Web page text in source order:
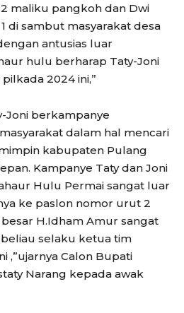
maliku pangkoh dan Dwi
di sambut masyarakat desa
antusias luar
hulu berharap Taty-Joni
2024 ini,”
Joni berkampanye
dalam hal mencari
kabupaten Pulang
Kampanye Taty dan Joni
Hulu Permai sangat luar
ke paslon nomor urut 2
H.Idham Amur sangat
selaku ketua tim
,”ujarnya Calon Bupati
Narang kepada awak